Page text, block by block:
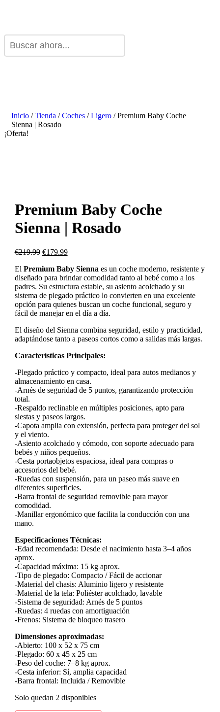
Inicio /Tienda /Coches /Ligero / Premium Baby Coche
Sienna | Rosado
¡Oferta!
Premium Baby Coche
Sienna | Rosado
€219.99 €179.99
El Premium Baby Sienna es un coche moderno, resistente y
diseñado para brindar comodidad tanto al bebé como a los
padres. Su estructura estable, su asiento acolchado y su
sistema de plegado práctico lo convierten en una excelente
opción para quienes buscan un coche funcional, seguro y
fácil de manejar en el día a día.
El diseño del Sienna combina seguridad, estilo y practicidad,
adaptándose tanto a paseos cortos como a salidas más largas.
Características Principales:
-Plegado práctico y compacto, ideal para autos medianos y
almacenamiento en casa.
-Arnés de seguridad de 5 puntos, garantizando protección
total.
-Respaldo reclinable en múltiples posiciones, apto para
siestas y paseos largos.
-Capota amplia con extensión, perfecta para proteger del sol
y el viento.
-Asiento acolchado y cómodo, con soporte adecuado para
bebés y niños pequeños.
-Cesta portaobjetos espaciosa, ideal para compras o
accesorios del bebé.
-Ruedas con suspensión, para un paseo más suave en
diferentes superficies.
-Barra frontal de seguridad removible para mayor
comodidad.
-Manillar ergonómico que facilita la conducción con una
mano.
Especificaciones Técnicas:
-Edad recomendada: Desde el nacimiento hasta 3–4 años
aprox.
-Capacidad máxima: 15 kg aprox.
-Tipo de plegado: Compacto / Fácil de accionar
-Material del chasis: Aluminio ligero y resistente
-Material de la tela: Poliéster acolchado, lavable
-Sistema de seguridad: Arnés de 5 puntos
-Ruedas: 4 ruedas con amortiguación
-Frenos: Sistema de bloqueo trasero
Dimensiones aproximadas:
-Abierto: 100 x 52 x 75 cm
-Plegado: 60 x 45 x 25 cm
-Peso del coche: 7–8 kg aprox.
-Cesta inferior: Sí, amplia capacidad
-Barra frontal: Incluida / Removible
Solo quedan 2 disponibles